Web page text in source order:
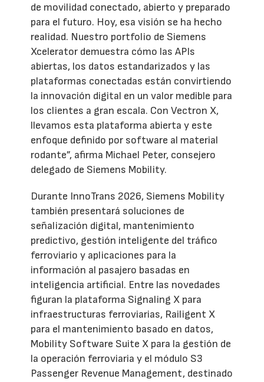
de movilidad conectado, abierto y preparado
para el futuro. Hoy, esa visión se ha hecho
realidad. Nuestro portfolio de Siemens
Xcelerator demuestra cómo las APIs
abiertas, los datos estandarizados y las
plataformas conectadas están convirtiendo
la innovación digital en un valor medible para
los clientes a gran escala. Con Vectron X,
llevamos esta plataforma abierta y este
enfoque definido por software al material
rodante”, afirma Michael Peter, consejero
delegado de Siemens Mobility.
Durante InnoTrans 2026, Siemens Mobility
también presentará soluciones de
señalización digital, mantenimiento
predictivo, gestión inteligente del tráfico
ferroviario y aplicaciones para la
información al pasajero basadas en
inteligencia artificial. Entre las novedades
figuran la plataforma Signaling X para
infraestructuras ferroviarias, Railigent X
para el mantenimiento basado en datos,
Mobility Software Suite X para la gestión de
la operación ferroviaria y el módulo S3
Passenger Revenue Management, destinado